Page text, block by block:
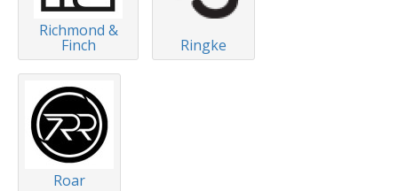
Richmond &
Finch Ringke
Roar